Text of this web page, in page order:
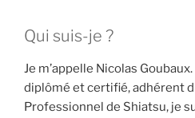
Qui suis-je ?
Je m’appelle Nicolas
diplômé et certifié, adhérent
Professionnel de Shiatsu, je